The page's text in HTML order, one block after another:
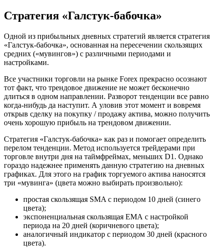
Стратегия «Галстук-бабочка»
Одной из прибыльных дневных стратегий является стратегия
«Галстук-бабочка», основанная на пересечении скользящих
средних («мувингов») с различными периодами и
настройками.
Все участники торговли на рынке Forex прекрасно осознают
тот факт, что трендовое движение не может бесконечно
длиться в одном направлении. Разворот тенденции все равно
когда-нибудь да наступит. А уловив этот момент и вовремя
открыв сделку на покупку / продажу актива, можно получить
очень хорошую прибыль на трендовом движении.
Стратегия «Галстук-бабочка» как раз и помогает определить
перелом тенденции. Метод используется трейдерами при
торговле внутри дня на таймфреймах, меньших D1. Однако
гораздо надежнее применять данную стратегию на дневных
графиках. Для этого на график торгуемого актива наносятся
три «мувинга» (цвета можно выбирать произвольно):
простая скользящая SMA с периодом 10 дней (синего
цвета);
экспоненциальная скользящая ЕМА c настройкой
периода на 20 дней (коричневого цвета);
аналогичный индикатор с периодом 30 дней (красного
цвета).